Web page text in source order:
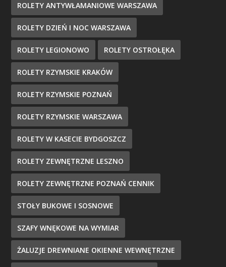
ROLETY ANTYWŁAMANIOWE WARSZAWA
ROLETY DZIEŃ I NOC WARSZAWA
ROLETY LEGIONOWO ROLETY OSTROŁĘKA
ROLETY RZYMSKIE KRAKÓW
ROLETY RZYMSKIE POZNAŃ
ROLETY RZYMSKIE WARSZAWA
ROLETY W KASECIE BYDGOSZCZ
ROLETY ZEWNĘTRZNE LESZNO
ROLETY ZEWNĘTRZNE POZNAŃ CENNIK
STOŁY BUKOWE I SOSNOWE
SZAFY WNĘKOWE NA WYMIAR
ŻALUZJE DREWNIANE OKIENNE WEWNĘTRZNE